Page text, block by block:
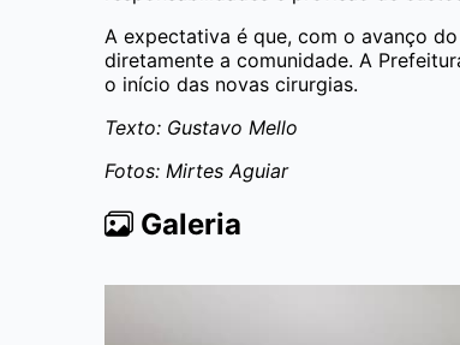
A expectativa é que, com o avanço
diretamente a comunidade. A
o início das novas cirurgias.
Texto: Gustavo Mello
Fotos: Mirtes Aguiar
Galeria